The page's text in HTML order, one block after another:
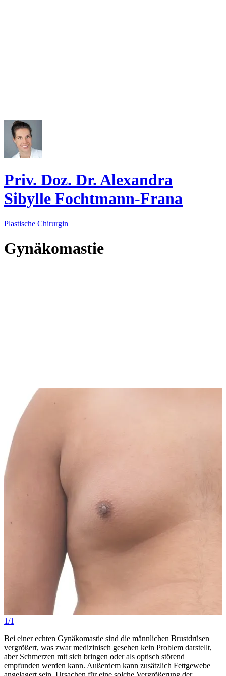
Priv. Doz. Dr. Alexandra
Sibylle Fochtmann-Frana
Plastische Chirurgin
Gynäkomastie
1/1
Bei einer echten Gynäkomastie sind die männlichen Brustdrüsen
vergrößert, was zwar medizinisch gesehen kein Problem darstellt,
aber Schmerzen mit sich bringen oder als optisch störend
empfunden werden kann. Außerdem kann zusätzlich Fettgewebe